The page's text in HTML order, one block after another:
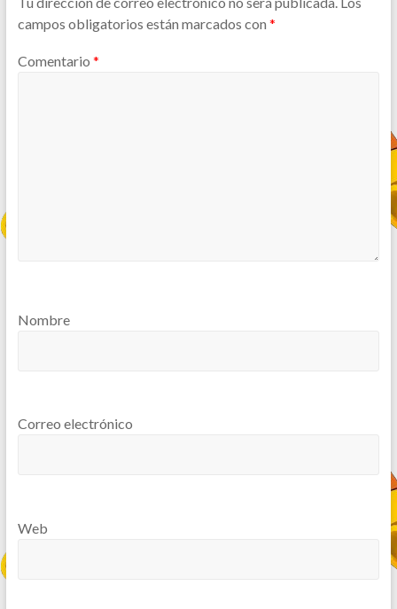
campos obligatorios están marcados con *
Comentario *
Nombre
Correo electrónico
Web